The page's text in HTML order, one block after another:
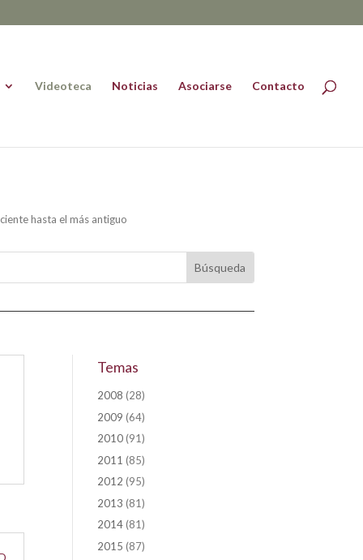
Videoteca Noticias Asociarse Contacto
hasta el más antiguo
Temas
2008 (28)
2009 (64)
2010 (91)
2011 (85)
2012 (95)
2013 (81)
2014 (81)
2015 (87)